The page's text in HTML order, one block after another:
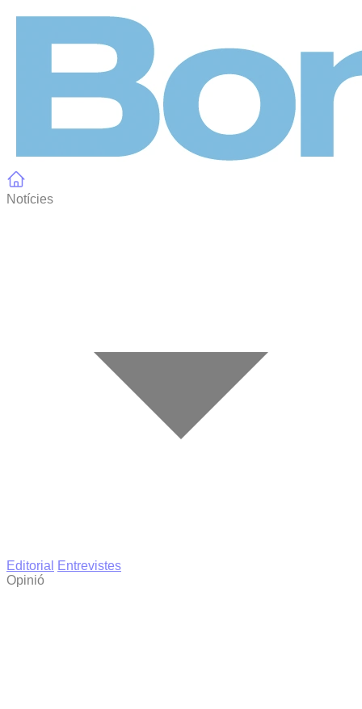
Notícies
Editorial
Entrevistes
Opinió